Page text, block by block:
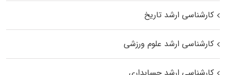
کارشناسی ارشد تاریخ
کارشناسی ارشد علوم ورزشی